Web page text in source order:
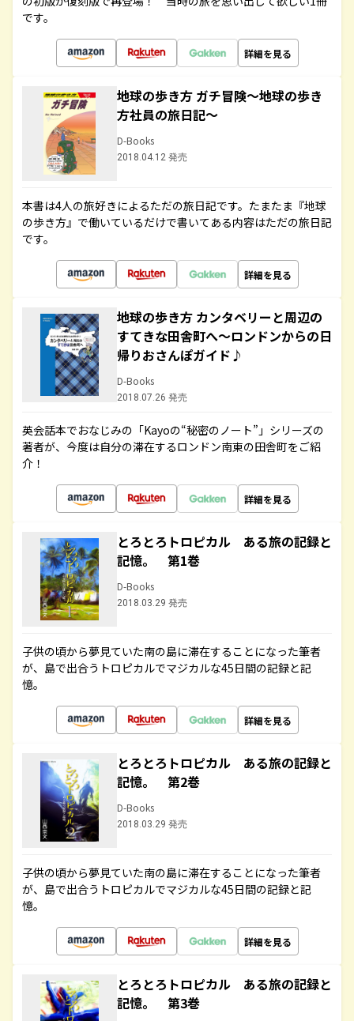
です。
詳細を見る
地球の歩き方 ガチ冒険～地球の歩き
方社員の旅日記～
D-Books
2018.04.12 発売
本書は4人の旅好きによるただの旅日記です。たまたま『地球
の歩き方』で働いているだけで書いてある内容はただの旅日記
です。
詳細を見る
地球の歩き方 カンタベリーと周辺の
すてきな田舎町へ～ロンドンからの日
帰りおさんぽガイド♪
D-Books
2018.07.26 発売
英会話本でおなじみの「Kayoの“秘密のノート”」シリーズの
著者が、今度は自分の滞在するロンドン南東の田舎町をご紹
介！
詳細を見る
とろとろトロピカル ある旅の記録と
記憶。 第1巻
D-Books
2018.03.29 発売
子供の頃から夢見ていた南の島に滞在することになった筆者
が、島で出合うトロピカルでマジカルな45日間の記録と記
憶。
詳細を見る
とろとろトロピカル ある旅の記録と
記憶。 第2巻
D-Books
2018.03.29 発売
子供の頃から夢見ていた南の島に滞在することになった筆者
が、島で出合うトロピカルでマジカルな45日間の記録と記
憶。
詳細を見る
とろとろトロピカル ある旅の記録と
記憶。 第3巻